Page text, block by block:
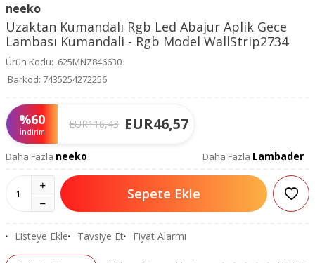
neeko
Uzaktan Kumandalı Rgb Led Abajur Aplik Gece
Lambası Kumandali - Rgb Model WallStrip2734
Ürün Kodu: 625MNZ846630
Barkod: 7435254272256
%60
İndirim
EUR116,43 EUR46,57
Daha Fazla neeko Daha Fazla Lambader
Sepete Ekle
Listeye Ekle Tavsiye Et Fiyat Alarmı